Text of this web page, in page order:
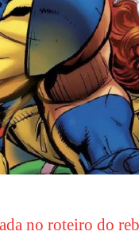
no roteiro do